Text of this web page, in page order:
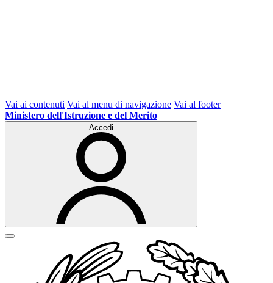
Vai ai contenuti Vai al menu di navigazione Vai al footer
Ministero dell'Istruzione e del Merito
Accedi